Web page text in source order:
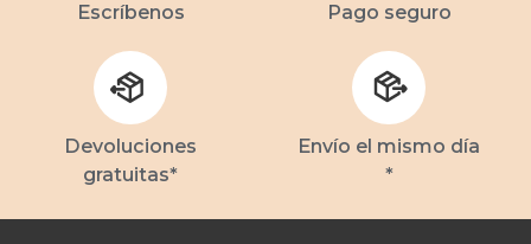
Escríbenos Pago seguro
Devoluciones
gratuitas*
Envío el mismo día
*